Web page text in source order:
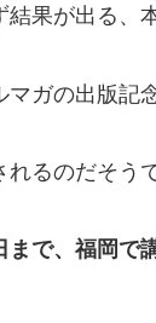
果が出る、
ガの出版記
るのだそうで
で、福岡で